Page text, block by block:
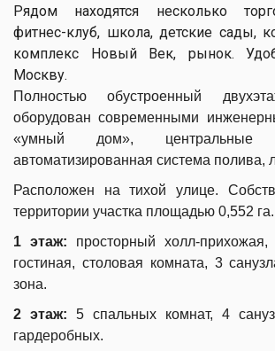
Рядом находятся несколько
фитнес-клуб, школа, детские сады,
комплекс Новый Век, рынок.
Москву.
Полностью обустроенный
оборудован современными
«умный дом», центральные
автоматизированная система полива,
Расположен на тихой улице.
территории участка площадью 0,552 га.
1 этаж: просторный холл-прихожая,
гостиная, столовая комната, 3
зона.
2 этаж: 5 спальных комнат, 4
гардеробных.